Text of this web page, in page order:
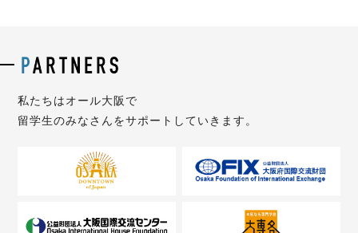
私たちはオール大阪で
留学生のみなさんをサポートしていきます。